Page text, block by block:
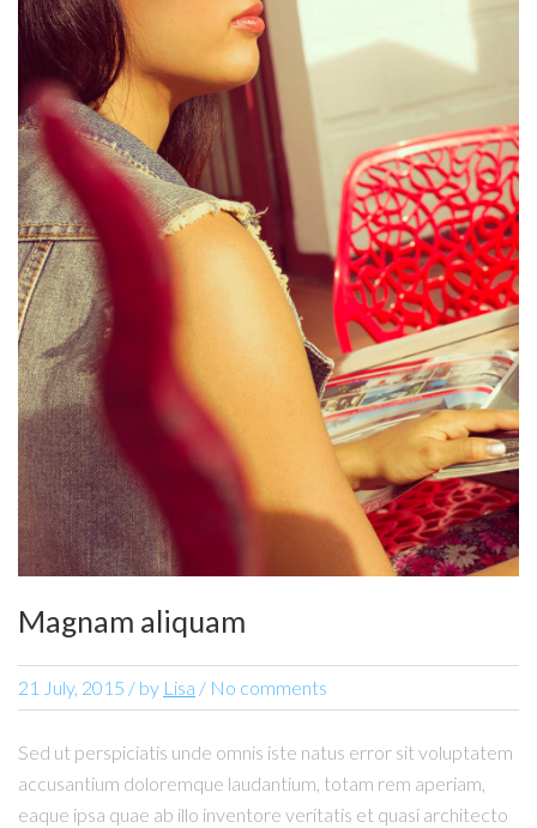
Magnam aliquam
21 July, 2015 / by Lisa / No comments
Sed ut perspiciatis unde omnis iste natus error sit voluptatem
accusantium doloremque laudantium, totam rem aperiam,
eaque ipsa quae ab illo inventore veritatis et quasi architecto